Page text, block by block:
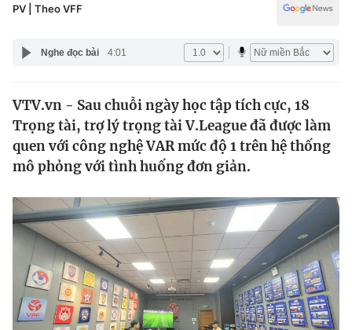
Sự kiện
Bóng đá
Thể thao Điện tử
Các môn khác
VIDEO
PV | Theo VFF
Nghe đọc bài 4:01
VTV.vn - Sau chuỗi ngày học tập tích cực, 18
Trọng tài, trợ lý trọng tài V.League đã được làm
quen với công nghệ VAR mức độ 1 trên hệ thống
mô phỏng với tình huống đơn giản.